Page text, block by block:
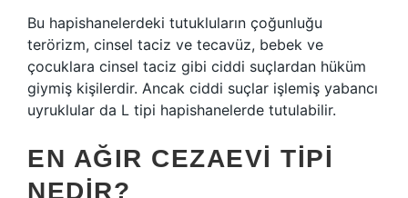
Bu hapishanelerdeki tutukluların çoğunluğu
terörizm, cinsel taciz ve tecavüz, bebek ve
çocuklara cinsel taciz gibi ciddi suçlardan hüküm
giymiş kişilerdir. Ancak ciddi suçlar işlemiş yabancı
uyruklular da L tipi hapishanelerde tutulabilir.
EN AĞIR CEZAEVI TIPI
NEDIR?